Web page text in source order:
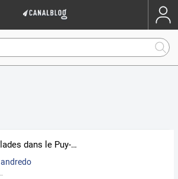
Balades dans le Puy-de-Dôme
andredo